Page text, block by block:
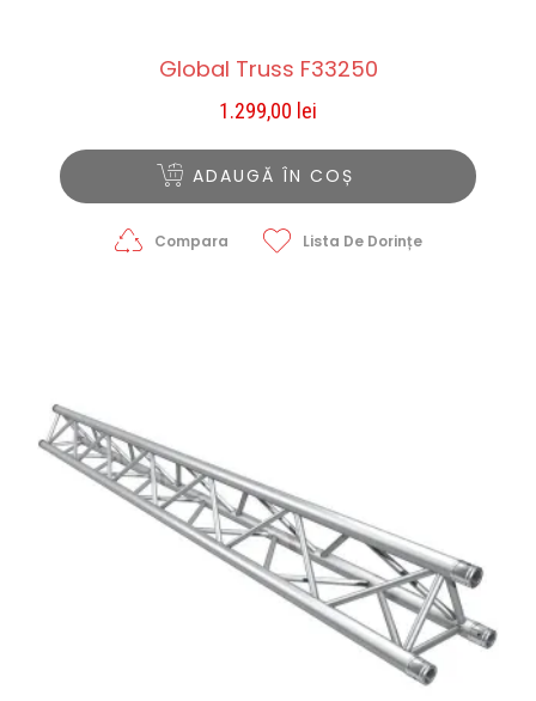
Global Truss F33250
1.299,00 lei
ADAUGĂ ÎN COȘ
Compara Lista De Dorințe